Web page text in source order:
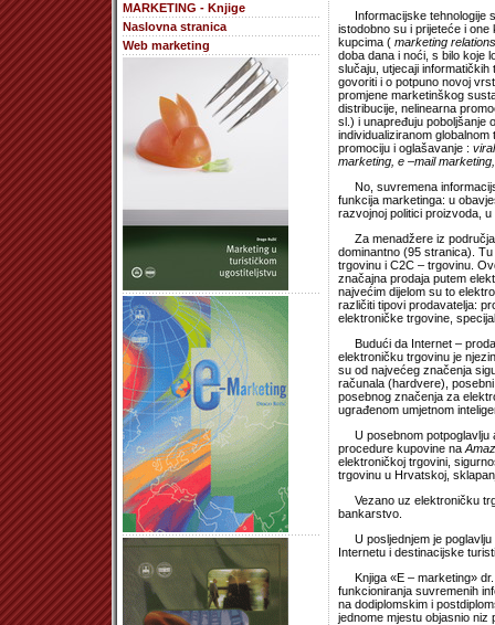
MARKETING - Knjige
Naslovna stranica
Web marketing
Informacijske tehnologije
istodobno su i prijeteće i
kupcima ( marketing
doba dana i noći, s bilo koje
slučaju, utjecaji informatičkih
govoriti i o potpuno novoj
promjene marketinškog
distribucije, nelinearna
sl.) i unapređuju poboljšanje
individualiziranom
promociju i oglašavanje :
marketing, e –mail
No, suvremena
funkcija marketinga: u
razvojnoj politici proizvoda,
Za menadžere iz područja
dominantno (95 stranica).
trgovinu i C2C – trgovinu.
značajna prodaja putem
najvećim dijelom su to
različiti tipovi prodavatelja:
elektroničke trgovine,
Budući da Internet –
elektroničku trgovinu je
su od najvećeg značenja
računala (hardvere),
posebnog značenja za
ugrađenom umjetnom
U posebnom potpoglavlju
procedure kupovine na
elektroničkoj trgovini,
trgovinu u Hrvatskoj,
Vezano uz elektroničku
bankarstvo.
U posljednjem je poglavlju
Internetu i destinacijske
Knjiga «E – marketing» dr.
funkcioniranja suvremenih
na dodiplomskim i
jednome mjestu objasnio niz